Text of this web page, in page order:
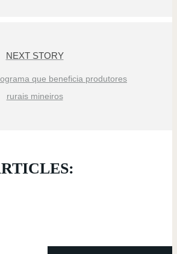
NEXT STORY
que beneficia produtores
rurais mineiros